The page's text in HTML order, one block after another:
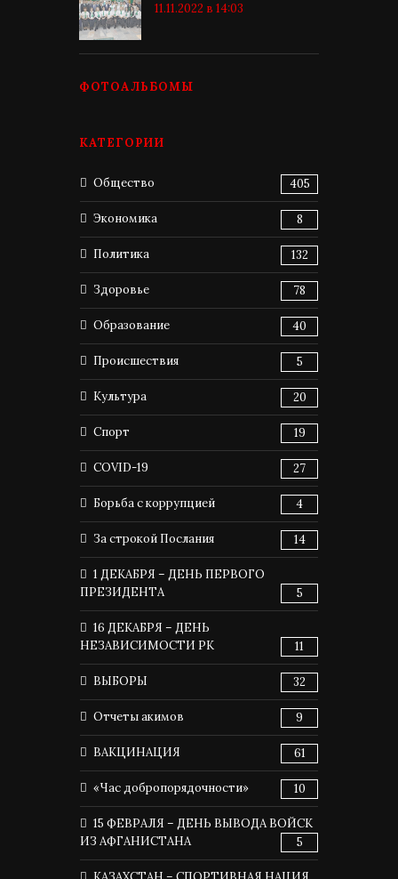
11.11.2022 в 14:03
ФОТОАЛЬБОМЫ
КАТЕГОРИИ
Общество 405
Экономика 8
Политика 132
Здоровье 78
Образование 40
Происшествия 5
Культура 20
Спорт 19
COVID-19 27
Борьба с коррупцией 4
За строкой Послания 14
1 ДЕКАБРЯ – ДЕНЬ ПЕРВОГО
ПРЕЗИДЕНТА
5
16 ДЕКАБРЯ – ДЕНЬ
НЕЗАВИСИМОСТИ РК
11
ВЫБОРЫ 32
Отчеты акимов 9
ВАКЦИНАЦИЯ 61
«Час добропорядочности» 10
15 ФЕВРАЛЯ – ДЕНЬ ВЫВОДА ВОЙСК
ИЗ АФГАНИСТАНА
5